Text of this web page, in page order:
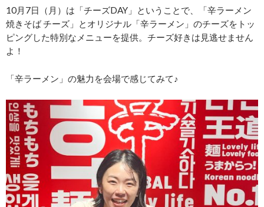
10月7日（月）は「チーズDAY」ということで、「辛ラーメン
焼きそば チーズ」とオリジナル「辛ラーメン」のチーズをトッ
ピングした特別なメニューを提供。チーズ好きは見逃せません
よ！
「辛ラーメン」の魅力を会場で感じてみて♪